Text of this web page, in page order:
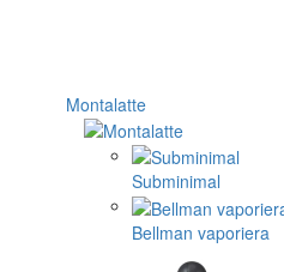
Montalatte
Subminimal
Bellman vaporiera